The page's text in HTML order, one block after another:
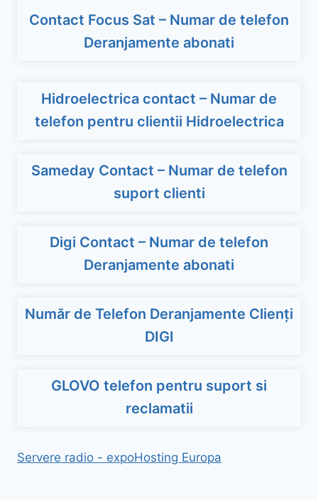
Contact Focus Sat – Numar de telefon
Deranjamente abonati
Hidroelectrica contact – Numar de
telefon pentru clientii Hidroelectrica
Sameday Contact – Numar de telefon
suport clienti
Digi Contact – Numar de telefon
Deranjamente abonati
Număr de Telefon Deranjamente Clienți
DIGI
GLOVO telefon pentru suport si
reclamatii
Servere radio - expoHosting Europa